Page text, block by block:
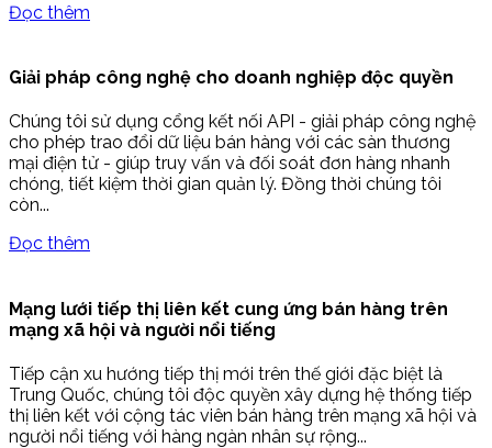
Đọc thêm
Giải pháp công nghệ cho doanh nghiệp độc quyền
Chúng tôi sử dụng cổng kết nối API - giải pháp công nghệ
cho phép trao đổi dữ liệu bán hàng với các sàn thương
mại điện tử - giúp truy vấn và đối soát đơn hàng nhanh
chóng, tiết kiệm thời gian quản lý. Đồng thời chúng tôi
còn...
Đọc thêm
Mạng lưới tiếp thị liên kết cung ứng bán hàng trên
mạng xã hội và người nổi tiếng
Tiếp cận xu hướng tiếp thị mới trên thế giới đặc biệt là
Trung Quốc, chúng tôi độc quyền xây dựng hệ thống tiếp
thị liên kết với cộng tác viên bán hàng trên mạng xã hội và
người nổi tiếng với hàng ngàn nhân sự rộng...